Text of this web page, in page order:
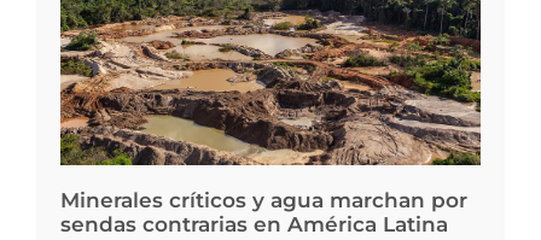
Minerales críticos y agua marchan por
sendas contrarias en América Latina